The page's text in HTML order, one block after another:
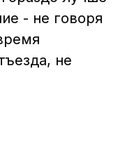
- не говоря
не